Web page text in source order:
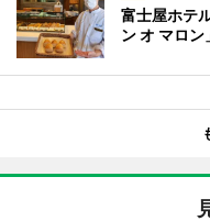
富士屋ホテ
ン オ マロン